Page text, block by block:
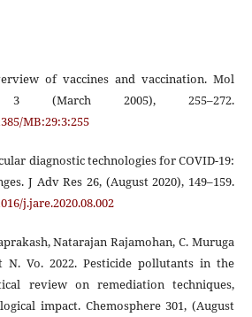
of vaccines and vaccination. Mol
(March 2005), 255–272.
MB:29:3:255
diagnostic technologies for COVID-19:
J Adv Res 26, (August 2020), 149–159.
j.jare.2020.08.002
Natarajan Rajamohan, C. Muruga
N. Vo. 2022. Pesticide pollutants in the
review on remediation techniques,
impact. Chemosphere 301, (August